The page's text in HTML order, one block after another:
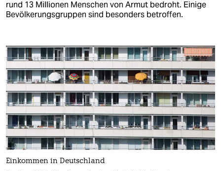
rund 13 Millionen Menschen von Armut bedroht. Einige
Bevölkerungsgruppen sind besonders betroffen.
Einkommen in Deutschland